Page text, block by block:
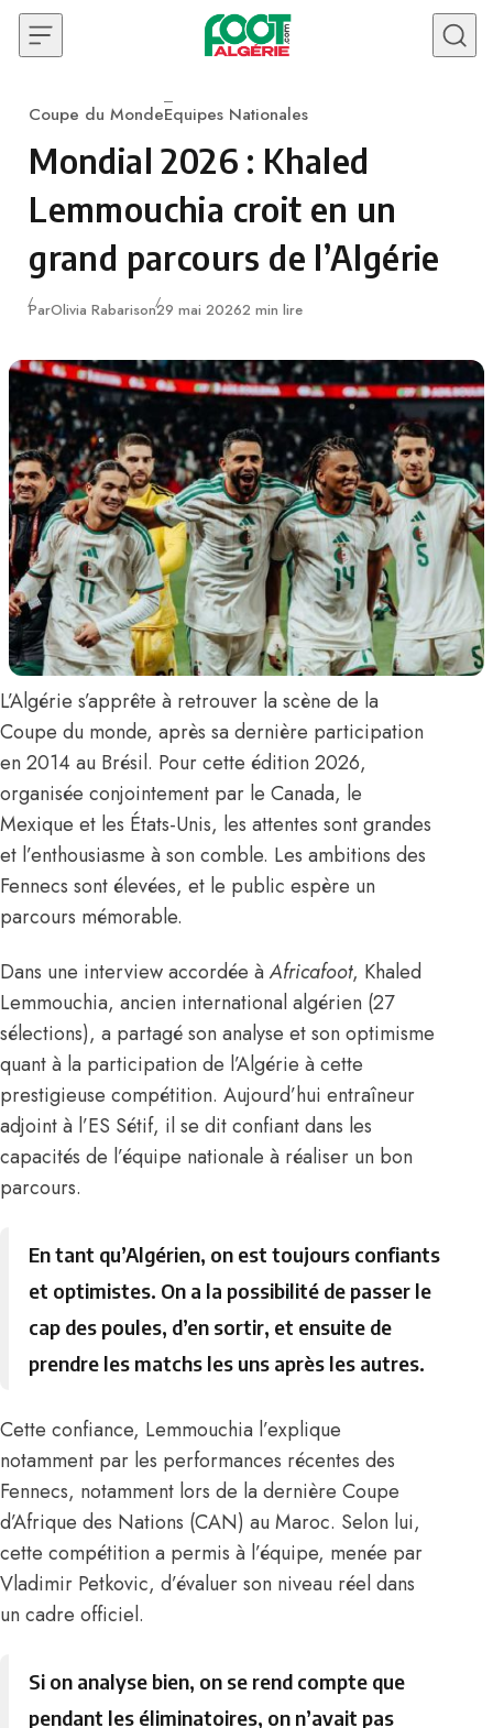
Skip to content
Category
Coupe du MondeEquipes Nationales
Mondial 2026 : Khaled
Lemmouchia croit en un
grand parcours de l’Algérie
ParOlivia RabarisonPublié
29 mai 20262 min lire
L’Algérie s’apprête à retrouver la scène de la
Coupe du monde, après sa dernière participation
en 2014 au Brésil. Pour cette édition 2026,
organisée conjointement par le Canada, le
Mexique et les États-Unis, les attentes sont grandes
et l’enthousiasme à son comble. Les ambitions des
Fennecs sont élevées, et le public espère un
parcours mémorable.
Dans une interview accordée àAfricafoot, Khaled
Lemmouchia, ancien international algérien (27
sélections), a partagé son analyse et son optimisme
quant à la participation de l’Algérie à cette
prestigieuse compétition. Aujourd’hui entraîneur
adjoint à l’ES Sétif, il se dit confiant dans les
capacités de l’équipe nationale à réaliser un bon
parcours.
En tant qu’Algérien, on est toujours confiants
et optimistes. On a la possibilité de passer le
cap des poules, d’en sortir, et ensuite de
prendre les matchs les uns après les autres.
Cette confiance, Lemmouchia l’explique
notamment par les performances récentes des
Fennecs, notamment lors de la dernière Coupe
d’Afrique des Nations (CAN) au Maroc. Selon lui,
cette compétition a permis à l’équipe, menée par
Vladimir Petkovic, d’évaluer son niveau réel dans
un cadre officiel.
Si on analyse bien, on se rend compte que
pendant les éliminatoires, on n’avait pas